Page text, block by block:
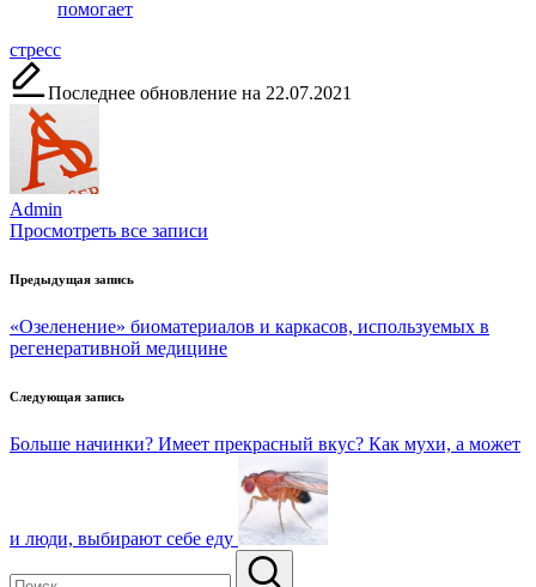
помогает
Метки:
стресс
Последнее обновление на 22.07.2021
Admin
Просмотреть все записи
Навигация
по
записям
Предыдущая запись
«Озеленение» биоматериалов и каркасов, используемых в
регенеративной медицине
Следующая запись
Больше начинки? Имеет прекрасный вкус? Как мухи, а может
и люди, выбирают себе еду